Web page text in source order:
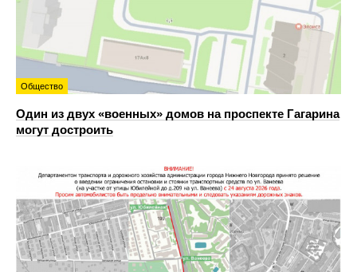
Общество
Один из двух «военных» домов на проспекте Гагарина
могут достроить